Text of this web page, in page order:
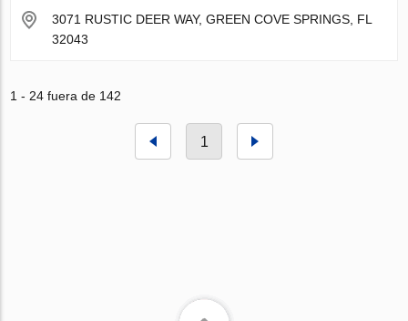
3071 RUSTIC DEER WAY, GREEN COVE SPRINGS, FL
32043
1 - 24 fuera de 142
1